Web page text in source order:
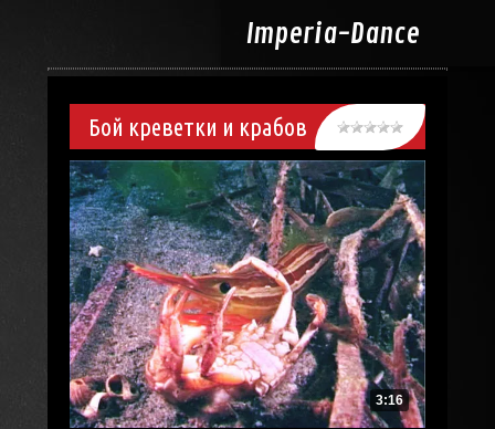
Imperia-Dance
Бой креветки и крабов
3:16